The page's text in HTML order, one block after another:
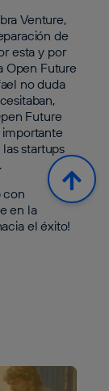
Venture,
de
esta y por
Open Future
no duda
Future
importante
startups
con
en la
el éxito!